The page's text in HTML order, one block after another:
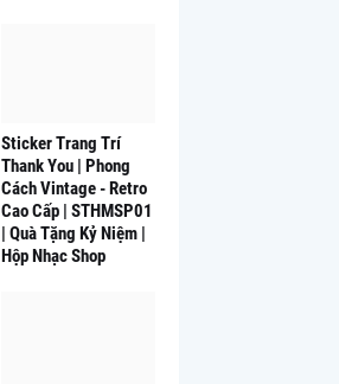
Sticker Trang Trí
Thank You | Phong
Cách Vintage - Retro
Cao Cấp | STHMSP01
| Quà Tặng Kỷ Niệm |
Hộp Nhạc Shop